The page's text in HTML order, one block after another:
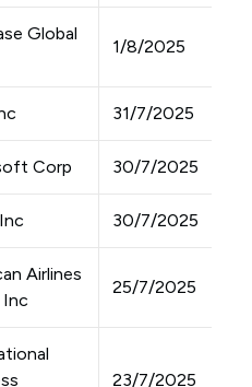
Global
1/8/2025
31/7/2025
Corp 30/7/2025
30/7/2025
Airlines
25/7/2025
23/7/2025